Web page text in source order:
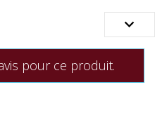

pour ce produit.